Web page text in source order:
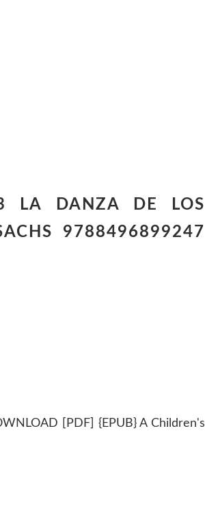
LA DANZA DE LOS
9788496899247
[PDF] {EPUB} A Children's